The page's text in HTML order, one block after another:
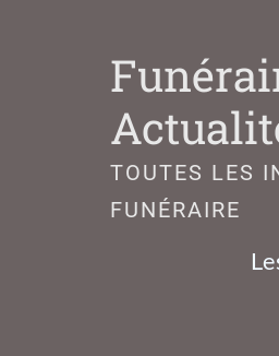
TOUTES LES
FUNÉRAIRE